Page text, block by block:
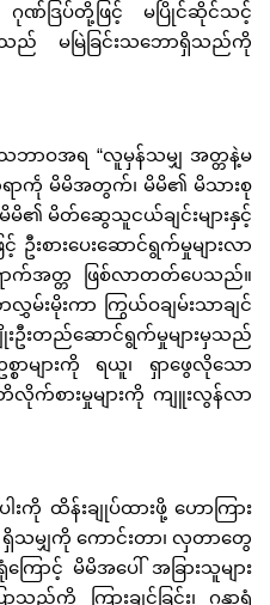
ဂုဏ်ဒြပ်တို့ဖြင့် မပြိုင်ဆိုင်သင့်
မမြဲခြင်းသ‌ဘောရှိသည်ကို
ာဝအရ “လူမှန်သမျှ အတ္တနဲ့မ
ာကို မိမိအတွက်၊ မိမိ၏ မိသားစု
၏ မိတ်ဆွေသူငယ်ချင်းများနှင့်
းစားပေးဆောင်ရွက်မှုများလာ
က်အတ္တ ဖြစ်လာတတ်ပေသည်။
းမိုးကာ ကြွယ်ဝချမ်းသာချင်
းတည်ဆောင်ရွက်မှုများမှသည်
ာများကို ရယူ၊ ရှာဖွေလိုသော
က်စားမှုများကို ကျူးလွန်လာ
းကို ထိန်းချုပ်ထားဖို့ ဟောကြား
ရှိသမျှကို ကောင်းတာ၊ လှတာတွေ
ကြောင့် မိမိအပေါ် အခြားသူများ
ကို ကြားချင်ခြင်း၊ ဂန္ဓာရုံ